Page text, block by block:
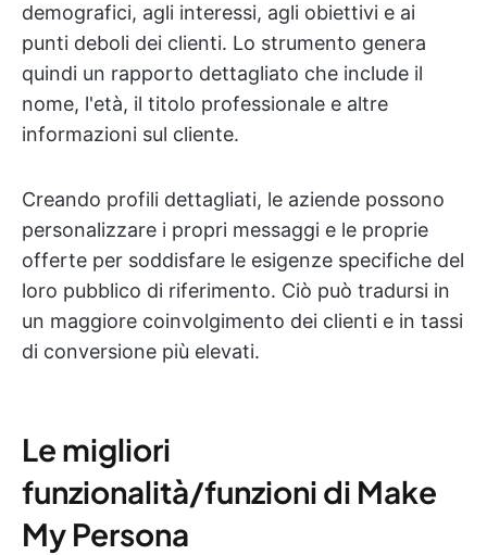
demografici, agli interessi, agli obiettivi e ai
punti deboli dei clienti. Lo strumento genera
quindi un rapporto dettagliato che include il
nome, l'età, il titolo professionale e altre
informazioni sul cliente.
Creando profili dettagliati, le aziende possono
personalizzare i propri messaggi e le proprie
offerte per soddisfare le esigenze specifiche del
loro pubblico di riferimento. Ciò può tradursi in
un maggiore coinvolgimento dei clienti e in tassi
di conversione più elevati.
Le migliori
funzionalità/funzioni di Make
My Persona